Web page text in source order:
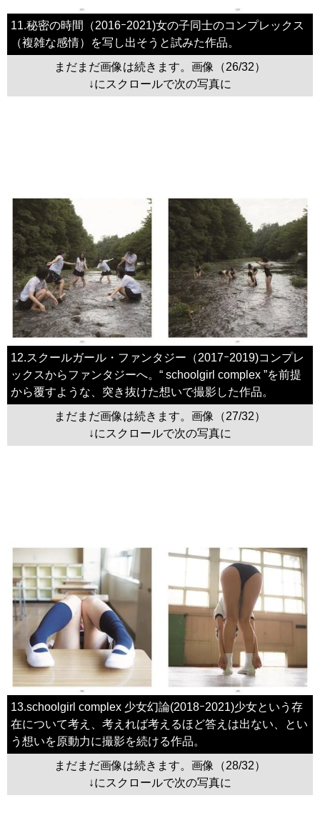
11.秘密の時間（2016ｰ2021)女の子同士のコンプレックス
（複雑な感情）を写し出そうと試みた作品。
まだまだ画像は続きます。画像（26/32）
↓にスクロールで次の写真に
12.スクールガール・ファンタジー（2017ｰ2019)コンプレ
ックスからファンタジーへ。“ schoolgirl complex ”を前提
から覆すような、突き抜けた想いで撮影した作品。
まだまだ画像は続きます。画像（27/32）
↓にスクロールで次の写真に
13.schoolgirl complex 少女幻論(2018ｰ2021)少女という存
在について考え、考えれば考えるほど答えは出ない、とい
う想いを原動力に撮影を続ける作品。
まだまだ画像は続きます。画像（28/32）
↓にスクロールで次の写真に